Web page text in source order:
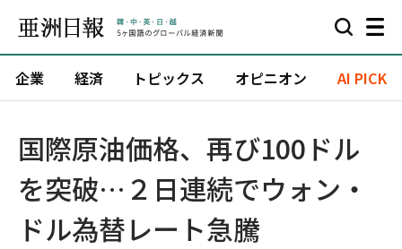
企業 経済 トピックス オピニオン AI PICK
国際原油価格、再び100ドル
を突破…２日連続でウォン・
ドル為替レート急騰